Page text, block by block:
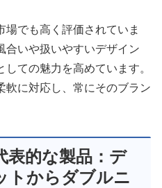
場でも高く評価されていま
合いや扱いやすいデザイン
ての魅力を高めています。
軟に対応し、常にそのブラン
表的な製品：デ
トからダブルニ